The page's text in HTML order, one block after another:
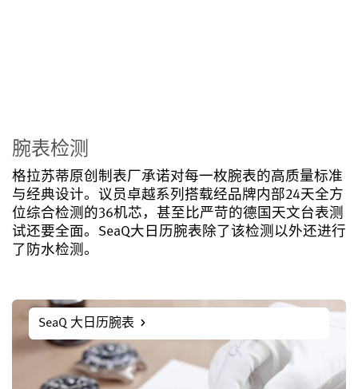
腕表检测
格拉苏蒂原创制表厂承诺对每一枚腕表的高质量标准
与经典设计。议员卓越系列搭载经品牌内部24天全方
位综合检测的36机芯，甚至比严苛的德国天文台表测
试还要全面。SeaQ大日历腕表除了该检测以外还进行
了防水检测。
SeaQ 大日历腕表